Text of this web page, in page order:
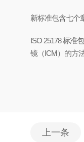
新标准包含七个
ISO 25178 标准
镜（ICM）的方法
上一条